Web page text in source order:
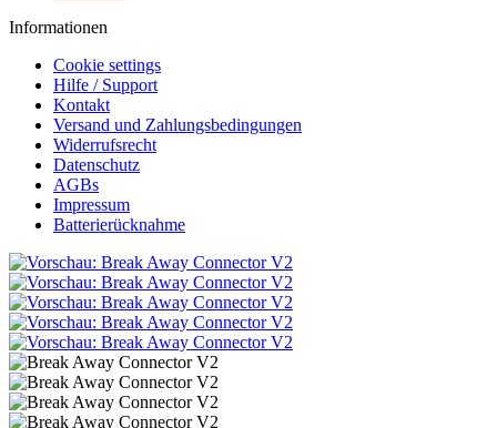
Informationen
Cookie settings
Hilfe / Support
Kontakt
Versand und Zahlungsbedingungen
Widerrufsrecht
Datenschutz
AGBs
Impressum
Batterierücknahme